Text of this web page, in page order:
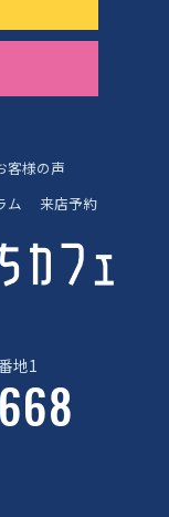
地1
客様の声
ム 来店予約